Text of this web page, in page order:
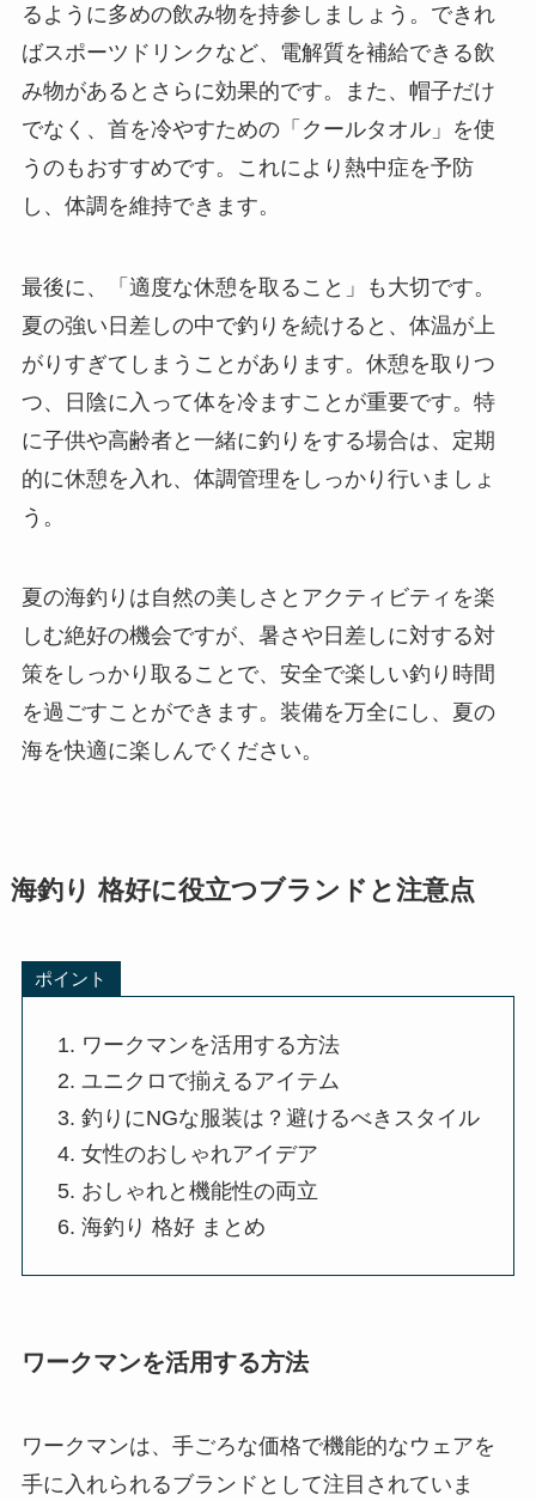
るように多めの飲み物を持参しましょう。できれ
ばスポーツドリンクなど、電解質を補給できる飲
み物があるとさらに効果的です。また、帽子だけ
でなく、首を冷やすための「クールタオル」を使
うのもおすすめです。これにより熱中症を予防
し、体調を維持できます。
最後に、「適度な休憩を取ること」も大切です。
夏の強い日差しの中で釣りを続けると、体温が上
がりすぎてしまうことがあります。休憩を取りつ
つ、日陰に入って体を冷ますことが重要です。特
に子供や高齢者と一緒に釣りをする場合は、定期
的に休憩を入れ、体調管理をしっかり行いましょ
う。
夏の海釣りは自然の美しさとアクティビティを楽
しむ絶好の機会ですが、暑さや日差しに対する対
策をしっかり取ることで、安全で楽しい釣り時間
を過ごすことができます。装備を万全にし、夏の
海を快適に楽しんでください。
海釣り 格好に役立つブランドと注意点
ポイント
ワークマンを活用する方法
ユニクロで揃えるアイテム
釣りにNGな服装は？避けるべきスタイル
女性のおしゃれアイデア
おしゃれと機能性の両立
海釣り 格好 まとめ
ワークマンを活用する方法
ワークマンは、手ごろな価格で機能的なウェアを
手に入れられるブランドとして注目されていま